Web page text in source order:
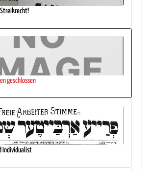
Streikrecht!
geschlossen
Individualist